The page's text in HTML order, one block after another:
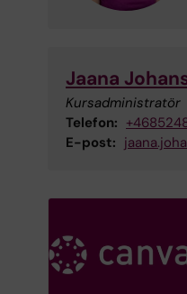
Jaana
Kursadministratör
Telefon:
E-post: